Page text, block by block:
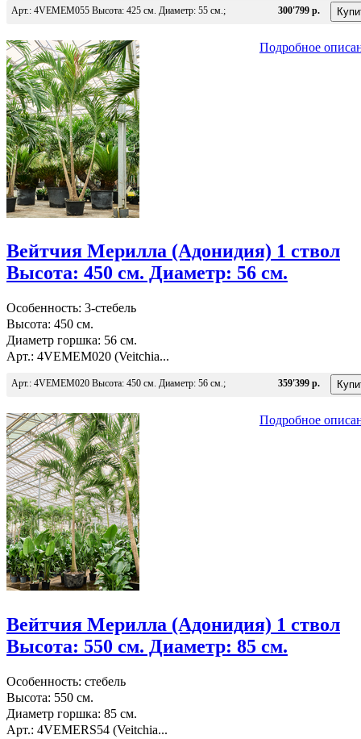
Арт.: 4VEMEM055 Высота: 425 см. Диаметр: 55 см.; 300'799 р.
Подробное
Вейтчия Мерилла (Адонидия) 1 ствол
Высота: 450 см. Диаметр: 56 см.
Особенность: 3-стебель
Высота: 450 см.
Диаметр горшка: 56 см.
Арт.: 4VEMEM020 (Veitchia...
Арт.: 4VEMEM020 Высота: 450 см. Диаметр: 56 см.; 359'399 р.
Подробное
Вейтчия Мерилла (Адонидия) 1 ствол
Высота: 550 см. Диаметр: 85 см.
Особенность: стебель
Высота: 550 см.
Диаметр горшка: 85 см.
Арт.: 4VEMERS54 (Veitchia...